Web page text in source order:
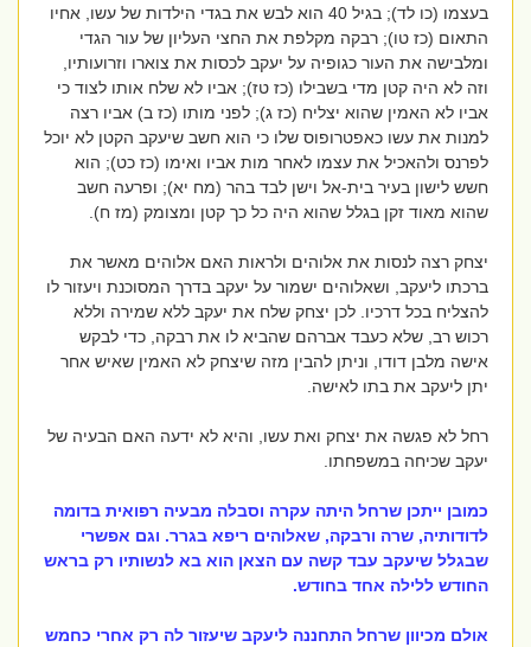
בעצמו (כו לד);
בגיל 40 הוא לבש את בגדי הילדות של עשו, אחיו
התאום (כז טו); רבקה מקלפת את החצי העליון של עור הגדי
ומלבישה את העור כגופיה על יעקב לכסות את צוארו וזרועותיו,
וזה לא היה קטן מדי בשבילו (כז טז); אביו לא שלח אותו לצוד כי
אביו לא האמין שהוא יצליח (כז ג); לפני מותו (כז ב) אביו רצה
למנות את עשו כאפטרופוס שלו כי הוא חשב שיעקב הקטן לא יוכל
לפרנס ולהאכיל את עצמו לאחר מות אביו ואימו (כז כט); הוא
חשש לישון בעיר בית-אל וישן לבד בהר (מח יא);ופרעה חשב
שהוא מאוד זקן בגלל שהוא היה כל כך קטן ומצומק (מז ח).
יצחק רצה לנסות את אלוהים ולראות האם אלוהים מאשר את
ברכתו ליעקב, ושאלוהים ישמור על יעקב בדרך המסוכנת ויעזור לו
להצליח בכל דרכיו. לכן יצחק שלח את יעקב ללא שמירה וללא
רכוש רב, שלא כעבד אברהם שהביא לו את רבקה, כדי לבקש
אישה מלבן דודו, וניתן להבין מזה שיצחק לא האמין שאיש אחר
יתן ליעקב את בתו לאישה.
רחל לא פגשה את יצחק ואת עשו, והיא לא ידעה האם הבעיה של
יעקב שכיחה במשפחתו.
כמובן ייתכן שרחל היתה עקרה וסבלה מבעיה רפואיתבדומה
לדודותיה, שרה ורבקה, שאלוהים ריפא בגרר. וגם אפשרי
שבגלל שיעקב עבד קשה עם הצאן הוא בא לנשותיו רק בראש
החודש ללילה אחד בחודש.
אולם מכיוון שרחל התחננה ליעקב שיעזור לה רק אחרי כחמש